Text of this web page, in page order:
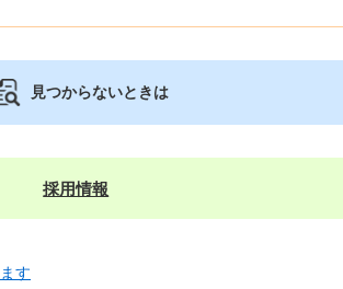
見つからないときは
採用情報
す